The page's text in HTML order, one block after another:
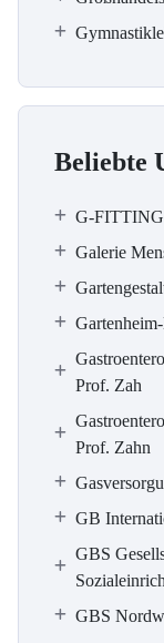
Beliebte
G-
Galerie
Prof. Zah
Prof. Zahn
GB
GBS
GBS